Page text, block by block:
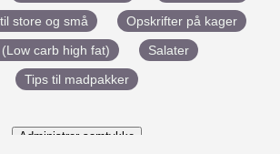
store og små
Opskrifter på kager
carb high fat)
Salater
Tips til madpakker
Administrer samtykke